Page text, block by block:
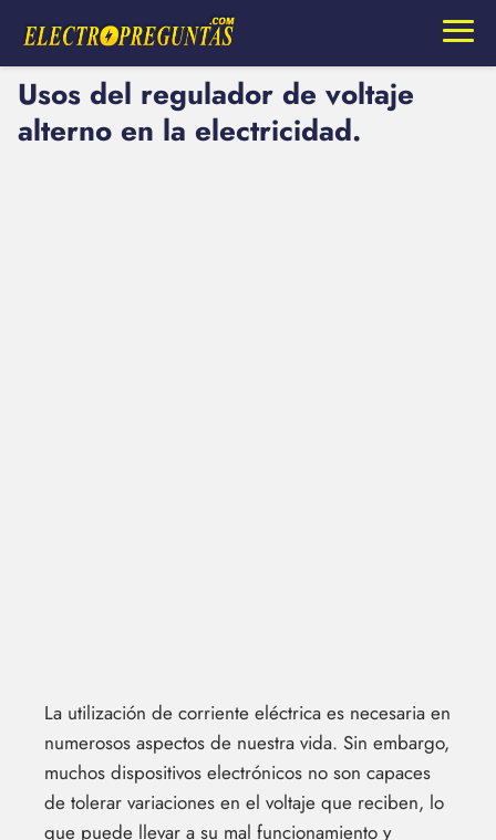
Usos del regulador de voltaje
alterno en la electricidad.
La utilización de corriente eléctrica es necesaria en
numerosos aspectos de nuestra vida. Sin embargo,
muchos dispositivos electrónicos no son capaces
de tolerar variaciones en el voltaje que reciben, lo
que puede llevar a su mal funcionamiento y